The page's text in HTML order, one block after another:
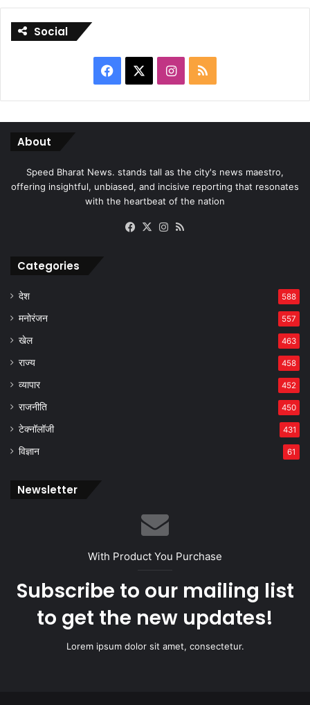
Social
Facebook Instagram
RSS
About
Speed Bharat News. stands tall as the city's news maestro,
offering insightful, unbiased, and incisive reporting that resonates
with the heartbeat of the nation
Facebook
X Instagram
Categories
देश 588
मनोरंजन 557
खेल 463
राज्य 458
व्यापार 452
राजनीति 450
टेक्नॉलॉजी 431
विज्ञान 61
Newsletter
With Product You Purchase
Subscribe to our mailing list
to get the new updates!
Lorem ipsum dolor sit amet, consectetur.